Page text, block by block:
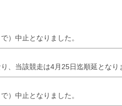
）中止となりました。
、当該競走は4月25日迄順延となり
）中止となりました。